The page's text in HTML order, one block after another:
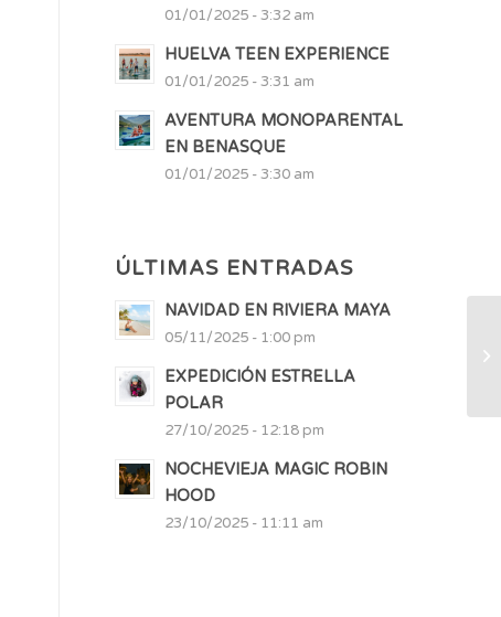
01/01/2025 - 3:32 am
HUELVA TEEN EXPERIENCE
01/01/2025 - 3:31 am
AVENTURA MONOPARENTAL
EN BENASQUE
01/01/2025 - 3:30 am
ÚLTIMAS ENTRADAS
NAVIDAD EN RIVIERA MAYA
05/11/2025 - 1:00 pm
EXPEDICIÓN ESTRELLA
POLAR
27/10/2025 - 12:18 pm
NOCHEVIEJA MAGIC ROBIN
HOOD
23/10/2025 - 11:11 am